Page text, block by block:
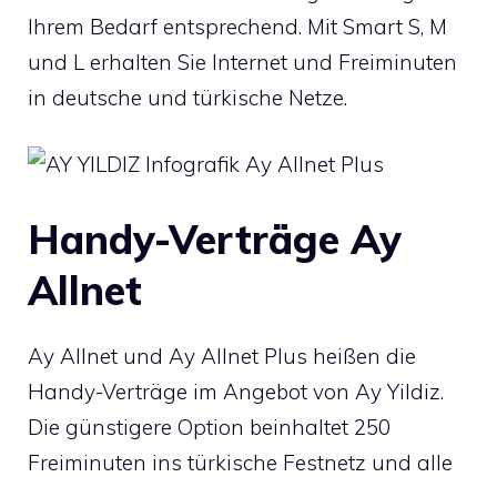
Ihrem Bedarf entsprechend. Mit Smart S, M
und L erhalten Sie Internet und Freiminuten
in deutsche und türkische Netze.
Handy-Verträge Ay
Allnet
Ay Allnet und Ay Allnet Plus heißen die
Handy-Verträge im Angebot von Ay Yildiz.
Die günstigere Option beinhaltet 250
Freiminuten ins türkische Festnetz und alle